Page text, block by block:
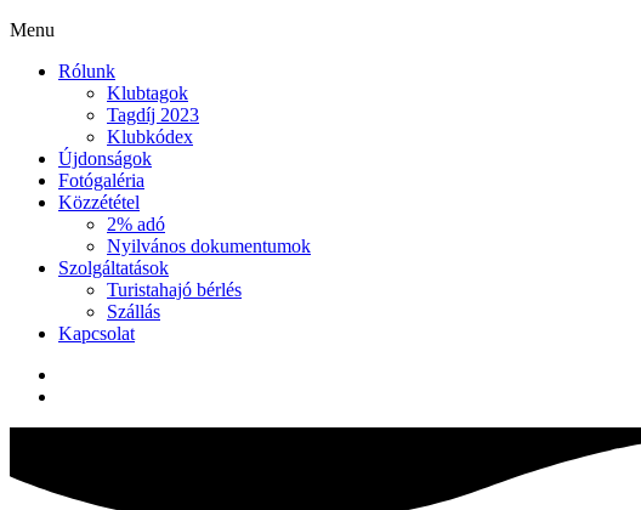
Menu
Rólunk
Klubtagok
Tagdíj 2023
Klubkódex
Újdonságok
Fotógaléria
Közzététel
2% adó
Nyilvános dokumentumok
Szolgáltatások
Turistahajó bérlés
Szállás
Kapcsolat